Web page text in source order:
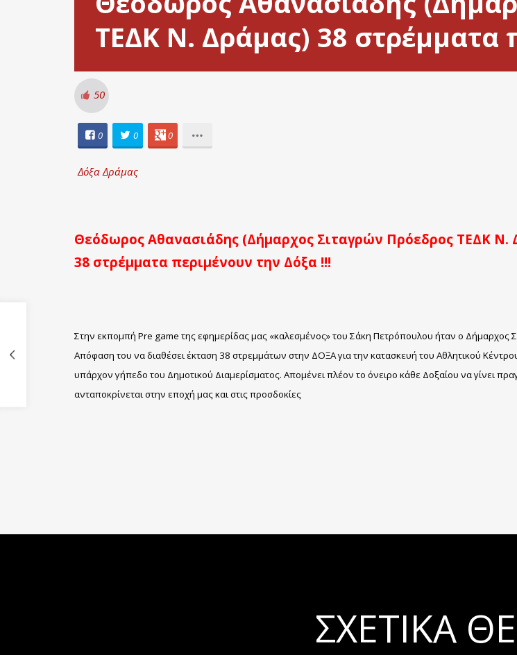
ΤΕΔΚ Ν. Δράμας) 38 στρέμματα
50
0 0 0
Δόξα Δράμας
Θεόδωρος Αθανασιάδης (Δήμαρχος Σιταγρών Πρόεδρος ΤΕΔΚ Ν.
38 στρέμματα περιμένουν την Δόξα !!!
Στην εκπομπή Pre game της εφημερίδας μας «καλεσμένος» του Σάκη Πετρόπουλου ήταν ο
Απόφαση του να διαθέσει έκταση 38 στρεμμάτων στην ΔΟΞΑ για την κατασκευή του Αθλητικού
υπάρχον γήπεδο του Δημοτικού Διαμερίσματος. Απομένει πλέον το όνειρο κάθε Δοξαίου να γίνει
ανταποκρίνεται στην εποχή μας και στις προσδοκίες
ΣΧΕΤΙΚΆ